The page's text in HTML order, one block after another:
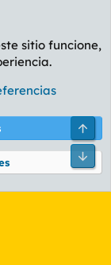
Ayuda
Ltd.
sitio funcione,
Pie